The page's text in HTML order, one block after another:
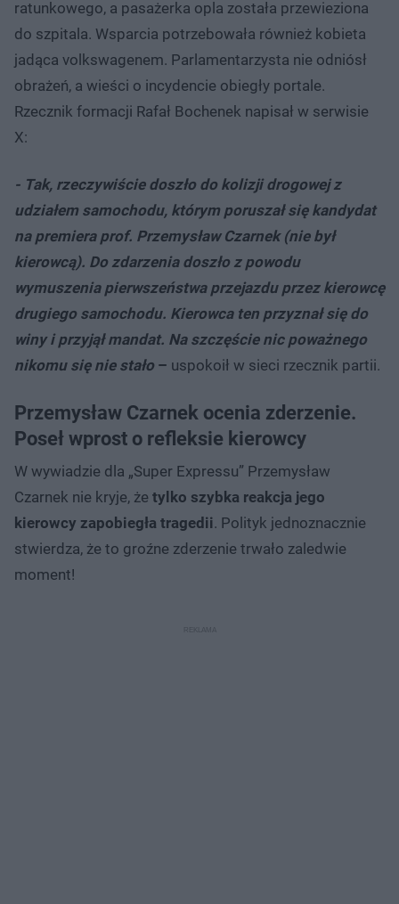
ratunkowego, a pasażerka opla została przewieziona
do szpitala. Wsparcia potrzebowała również kobieta
jadąca volkswagenem. Parlamentarzysta nie odniósł
obrażeń, a wieści o incydencie obiegły portale.
Rzecznik formacji Rafał Bochenek napisał w serwisie
X:
- Tak, rzeczywiście doszło do kolizji drogowej z
udziałem samochodu, którym poruszał się kandydat
na premiera prof. Przemysław Czarnek (nie był
kierowcą). Do zdarzenia doszło z powodu
wymuszenia pierwszeństwa przejazdu przez kierowcę
drugiego samochodu. Kierowca ten przyznał się do
winy i przyjął mandat. Na szczęście nic poważnego
nikomu się nie stało – uspokoił w sieci rzecznik partii.
Przemysław Czarnek ocenia zderzenie.
Poseł wprost o refleksie kierowcy
W wywiadzie dla „Super Expressu” Przemysław
Czarnek nie kryje, że tylko szybka reakcja jego
kierowcy zapobiegła tragedii. Polityk jednoznacznie
stwierdza, że to groźne zderzenie trwało zaledwie
moment!